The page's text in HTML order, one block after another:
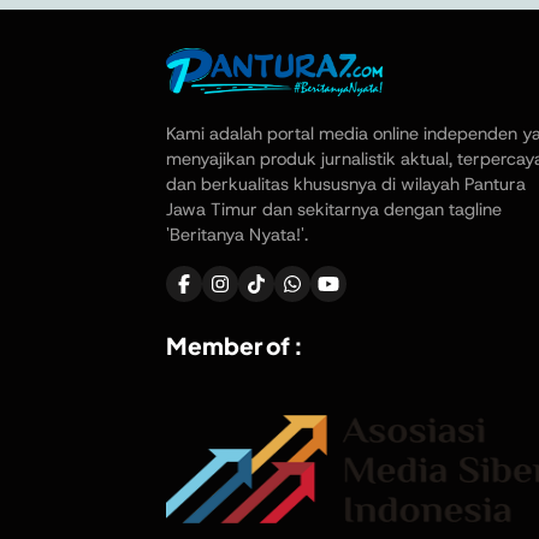
Kami adalah portal media online independen
menyajikan produk jurnalistik aktual,
dan berkualitas khususnya di wilayah Pantura
Jawa Timur dan sekitarnya dengan tagline
'Beritanya Nyata!'.
Member of :